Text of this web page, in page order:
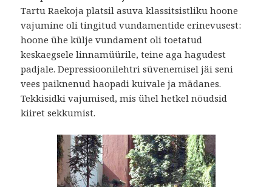
Tartu Raekoja platsil asuva klassitsistliku hoone
vajumine oli tingitud vundamentide erinevusest:
hoone ühe külje vundament oli toetatud
keskaegsele linnamüürile, teine aga hagudest
padjale. Depressioonilehtri süvenemisel jäi seni
vees paiknenud haopadi kuivale ja mädanes.
Tekkisidki vajumised, mis ühel hetkel nõudsid
kiiret sekkumist.